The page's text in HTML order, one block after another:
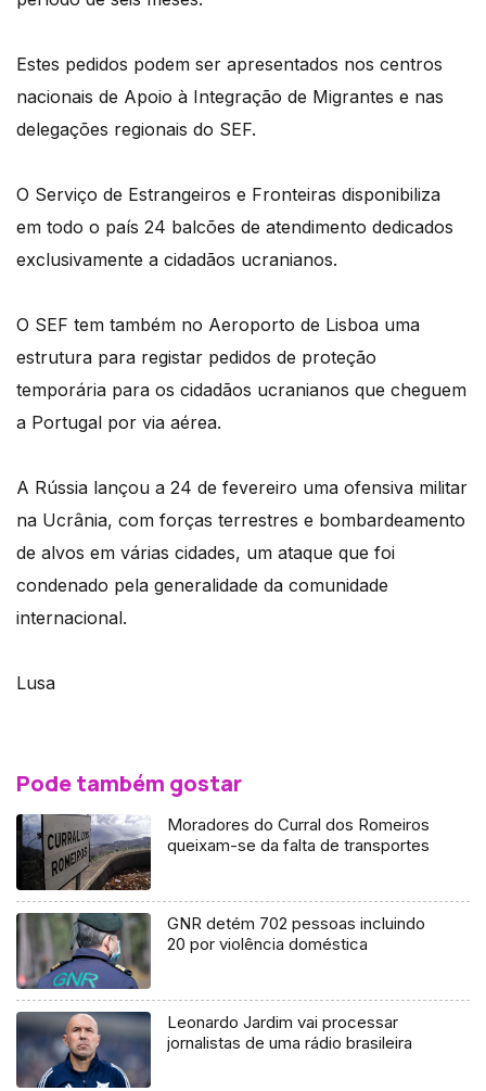
Estes pedidos podem ser apresentados nos centros
nacionais de Apoio à Integração de Migrantes e nas
delegações regionais do SEF.
O Serviço de Estrangeiros e Fronteiras disponibiliza
em todo o país 24 balcões de atendimento dedicados
exclusivamente a cidadãos ucranianos.
O SEF tem também no Aeroporto de Lisboa uma
estrutura para registar pedidos de proteção
temporária para os cidadãos ucranianos que cheguem
a Portugal por via aérea.
A Rússia lançou a 24 de fevereiro uma ofensiva militar
na Ucrânia, com forças terrestres e bombardeamento
de alvos em várias cidades, um ataque que foi
condenado pela generalidade da comunidade
internacional.
Lusa
Pode também gostar
Moradores do Curral dos Romeiros
queixam-se da falta de transportes
GNR detém 702 pessoas incluindo
20 por violência doméstica
Leonardo Jardim vai processar
jornalistas de uma rádio brasileira